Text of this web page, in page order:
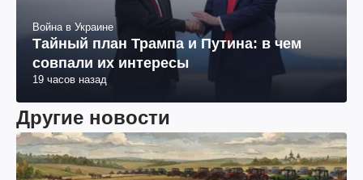
Война в Украине
Тайный план Трампа и Путина: в чем
совпали их интересы
Другие новости